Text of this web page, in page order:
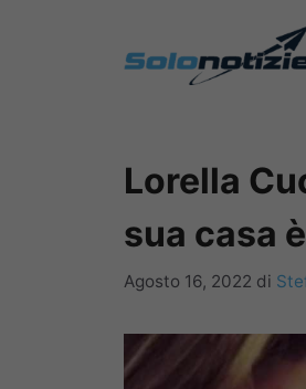
Lorella
sua casa
Agosto 16, 2022 di